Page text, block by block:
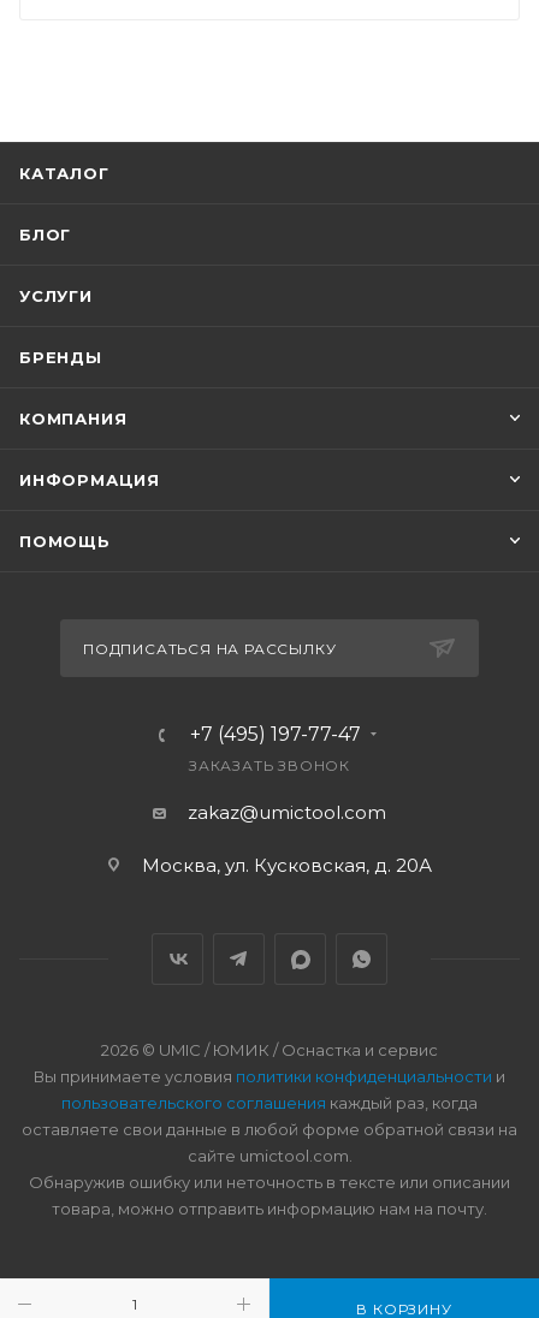
В КОРЗИНУ
КАТАЛОГ
БЛОГ
УСЛУГИ
БРЕНДЫ
КОМПАНИЯ
ИНФОРМАЦИЯ
ПОМОЩЬ
ПОДПИСАТЬСЯ НА РАССЫЛКУ
+7 (495) 197-77-47
ЗАКАЗАТЬ ЗВОНОК
zakaz@umictool.com
Москва, ул. Кусковская, д. 20А
2026 © UMIC / ЮМИК / Оснастка и сервис
Вы принимаете условия политики конфиденциальности и
пользовательского соглашения каждый раз, когда
оставляете свои данные в любой форме обратной связи на
сайте umictool.com.
Обнаружив ошибку или неточность в тексте или описании
товара, можно отправить информацию нам на почту.